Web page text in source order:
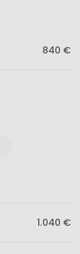
840 €
1.040 €